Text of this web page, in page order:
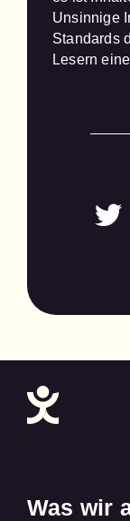
Unsinnige
Standards
Lesern
Was wir